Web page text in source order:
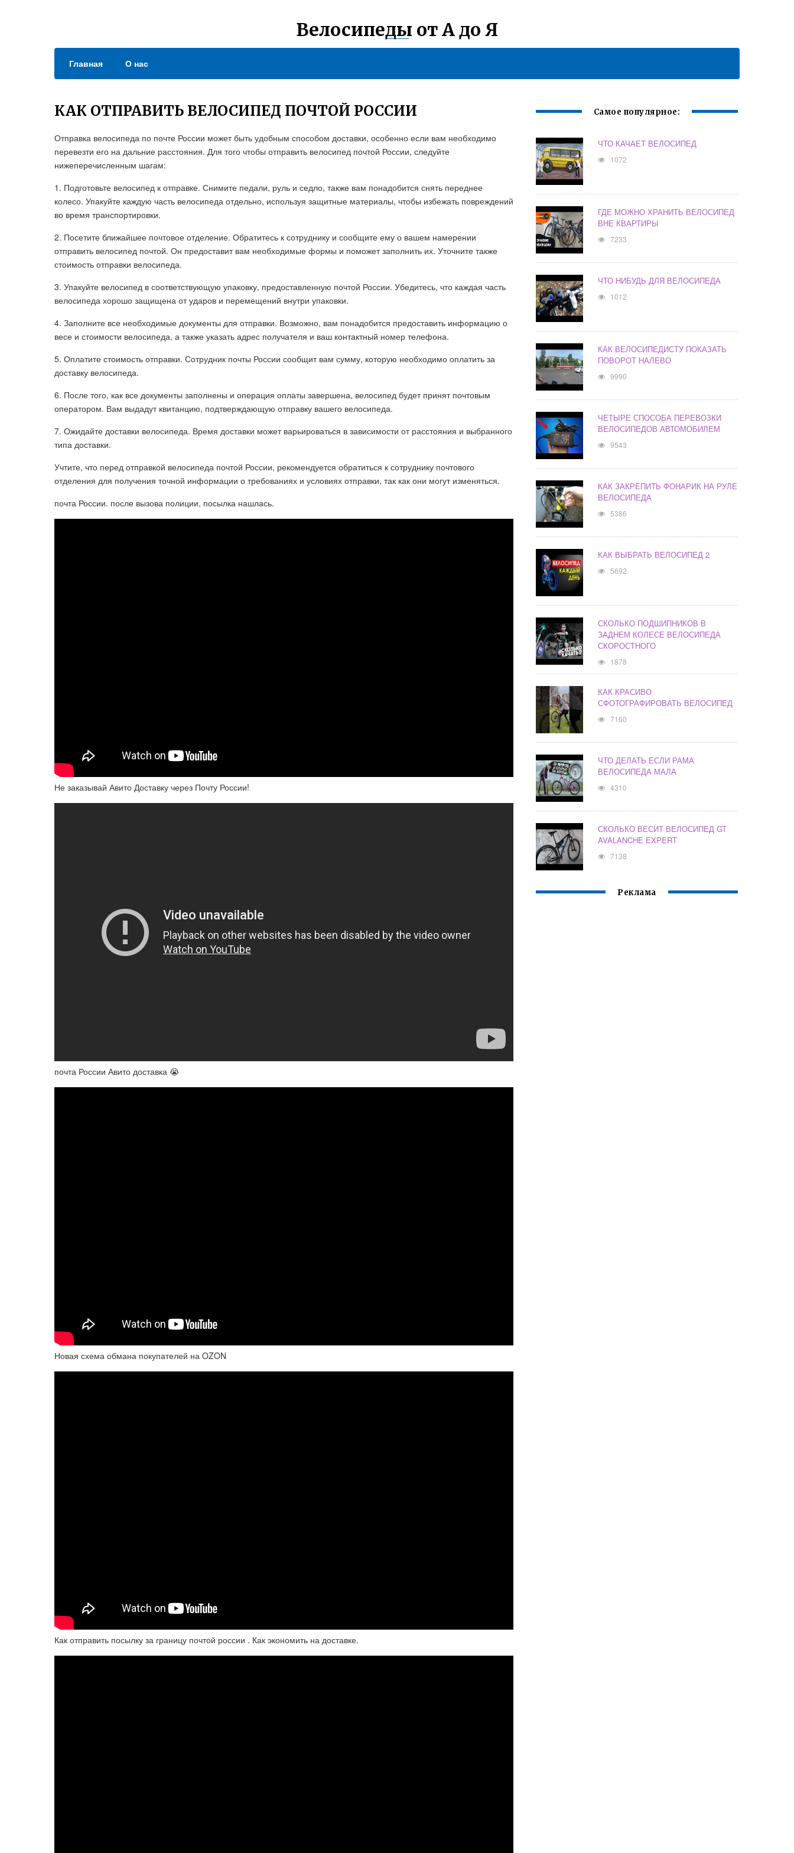
Велосипеды от А до Я
Главная О нас
КАК ОТПРАВИТЬ ВЕЛОСИПЕД ПОЧТОЙ РОССИИ
Отправка велосипеда по почте России может быть удобным способом доставки, особенно если вам необходимо
перевезти его на дальние расстояния. Для того чтобы отправить велосипед почтой России, следуйте
нижеперечисленным шагам:
1. Подготовьте велосипед к отправке. Снимите педали, руль и седло, также вам понадобится снять переднее
колесо. Упакуйте каждую часть велосипеда отдельно, используя защитные материалы, чтобы избежать повреждений
во время транспортировки.
2. Посетите ближайшее почтовое отделение. Обратитесь к сотруднику и сообщите ему о вашем намерении
отправить велосипед почтой. Он предоставит вам необходимые формы и поможет заполнить их. Уточните также
стоимость отправки велосипеда.
3. Упакуйте велосипед в соответствующую упаковку, предоставленную почтой России. Убедитесь, что каждая часть
велосипеда хорошо защищена от ударов и перемещений внутри упаковки.
4. Заполните все необходимые документы для отправки. Возможно, вам понадобится предоставить информацию о
весе и стоимости велосипеда, а также указать адрес получателя и ваш контактный номер телефона.
5. Оплатите стоимость отправки. Сотрудник почты России сообщит вам сумму, которую необходимо оплатить за
доставку велосипеда.
6. После того, как все документы заполнены и операция оплаты завершена, велосипед будет принят почтовым
оператором. Вам выдадут квитанцию, подтверждающую отправку вашего велосипеда.
7. Ожидайте доставки велосипеда. Время доставки может варьироваться в зависимости от расстояния и выбранного
типа доставки.
Учтите, что перед отправкой велосипеда почтой России, рекомендуется обратиться к сотруднику почтового
отделения для получения точной информации о требованиях и условиях отправки, так как они могут изменяться.
почта России. после вызова полиции, посылка нашлась.
Не заказывай Авито Доставку через Почту России!
почта России Авито доставка 😭
Новая схема обмана покупателей на OZON
Как отправить посылку за границу почтой россии . Как экономить на доставке.
Самое популярное:
ЧТО КАЧАЕТ ВЕЛОСИПЕД
1072
ГДЕ МОЖНО ХРАНИТЬ ВЕЛОСИПЕД
ВНЕ КВАРТИРЫ
7233
ЧТО НИБУДЬ ДЛЯ ВЕЛОСИПЕДА
1012
КАК ВЕЛОСИПЕДИСТУ ПОКАЗАТЬ
ПОВОРОТ НАЛЕВО
9990
ЧЕТЫРЕ СПОСОБА ПЕРЕВОЗКИ
ВЕЛОСИПЕДОВ АВТОМОБИЛЕМ
9543
КАК ЗАКРЕПИТЬ ФОНАРИК НА РУЛЕ
ВЕЛОСИПЕДА
5386
КАК ВЫБРАТЬ ВЕЛОСИПЕД 2
5692
СКОЛЬКО ПОДШИПНИКОВ В
ЗАДНЕМ КОЛЕСЕ ВЕЛОСИПЕДА
СКОРОСТНОГО
1878
КАК КРАСИВО
СФОТОГРАФИРОВАТЬ ВЕЛОСИПЕД
7160
ЧТО ДЕЛАТЬ ЕСЛИ РАМА
ВЕЛОСИПЕДА МАЛА
4310
СКОЛЬКО ВЕСИТ ВЕЛОСИПЕД GT
AVALANCHE EXPERT
7138
Реклама